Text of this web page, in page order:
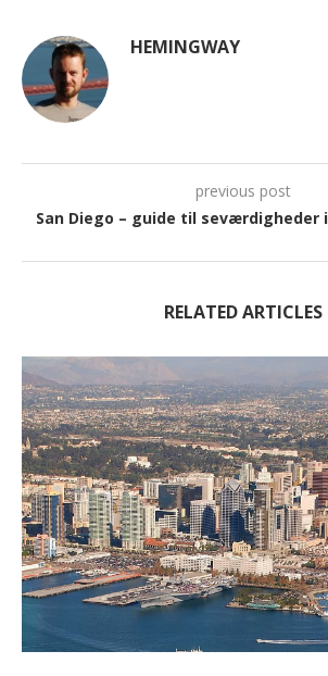
HEMINGWAY
previous post
San Diego – guide til seværdigheder
RELATED ARTICLES